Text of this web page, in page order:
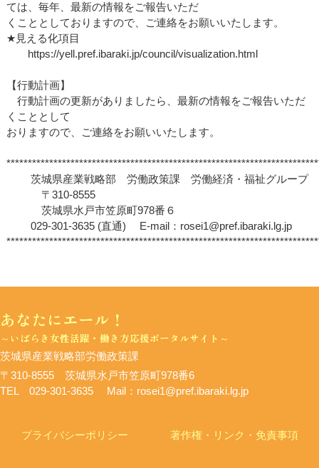
ては、毎年、最新の情報をご報告いただ
くこととしておりますので、ご連絡をお願いいたします。
★見える化項目
https://yell.pref.ibaraki.jp/council/visualization.html
【行動計画】
行動計画の更新がありましたら、最新の情報をご報告いただ
くこととして
おりますので、ご連絡をお願いいたします。
茨城県産業戦略部 労働政策課 労働経済・福祉グループ
〒310-8555
茨城県水戸市笠原町978番６
029-301-3635 (直通) E-mail：rosei1@pref.ibaraki.lg.jp
あなたにエール！
～いばらき女性活躍・働き方応援ポータルサイト～
茨城県産業戦略部労働政策課
〒310-8555 茨城県水戸市笠原町978番6
TEL 029-301-3635
Mail：rosei1@pref.ibaraki.lg.jp
プライバシーポリシー 著作権・リンク・免責事項